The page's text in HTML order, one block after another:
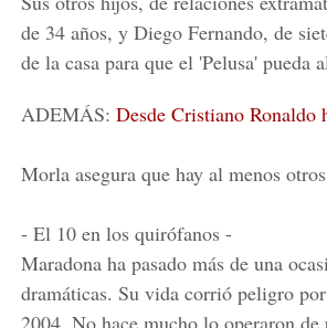
de 34 años, y Diego Fernando, de
de la casa para que el 'Pelusa' pueda
ADEMÁS: Desde Cristiano Ronaldo
Morla asegura que hay al menos
- El 10 en los quirófanos -
Maradona ha pasado más de una
dramáticas. Su vida corrió peligro
2004. No hace mucho lo operaron